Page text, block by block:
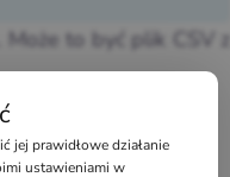
to być plik CSV z
jej prawidłowe działanie
ustawieniami w